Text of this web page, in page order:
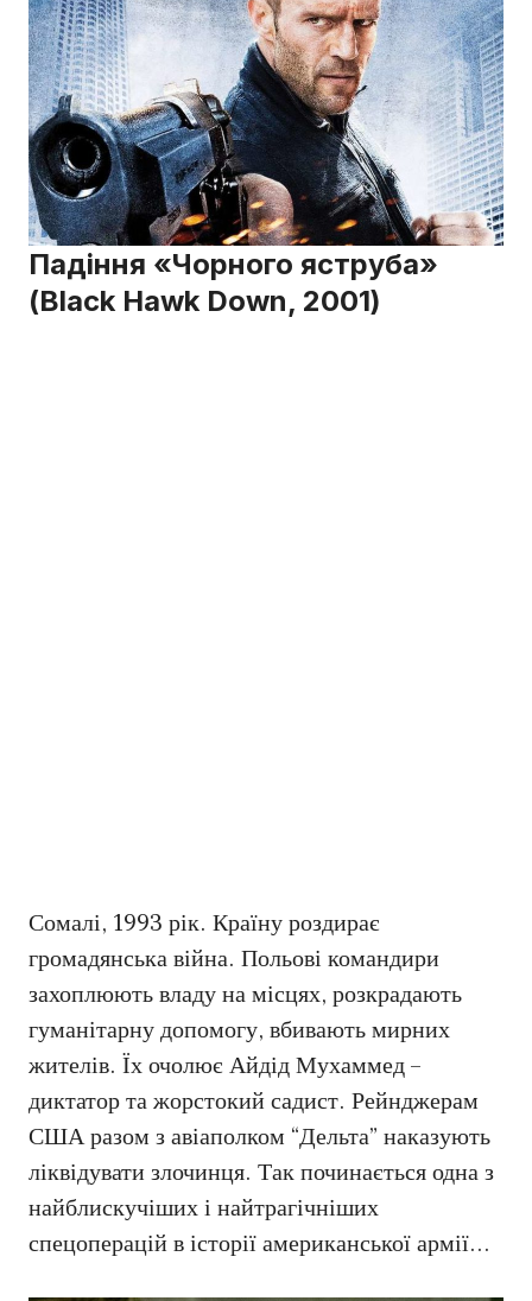
Падіння «Чорного яструба»
(Black Hawk Down, 2001)
Сомалі, 1993 рік. Країну роздирає
громадянська війна. Польові командири
захоплюють владу на місцях, розкрадають
гуманітарну допомогу, вбивають мирних
жителів. Їх очолює Айдід Мухаммед –
диктатор та жорстокий садист. Рейнджерам
США разом з авіаполком “Дельта” наказують
ліквідувати злочинця. Так починається одна з
найблискучіших і найтрагічніших
спецоперацій в історії американської армії…